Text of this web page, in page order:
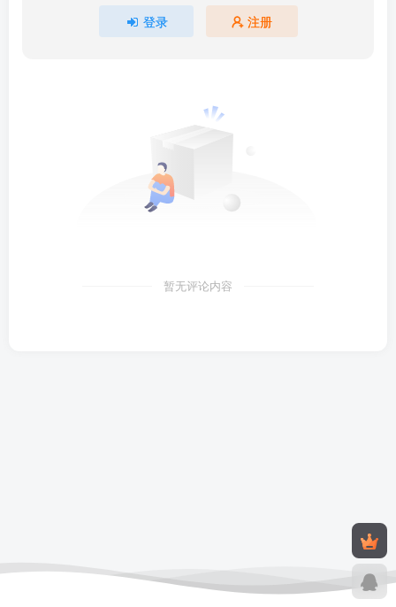
登录 注册
暂无评论内容